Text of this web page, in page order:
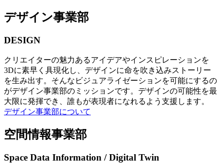
デザイン事業部
DESIGN
クリエイターの魅力あるアイデアやインスピレーションを
3Dに素早く具現化し、デザインに命を吹き込みストーリー
を生み出す。そんなビジュアライゼーションを可能にするの
がデザイン事業部のミッションです。デザインの可能性を最
大限に発揮でき、誰もが表現者になれるよう支援します。
デザイン事業部について
空間情報事業部
Space Data Information / Digital Twin